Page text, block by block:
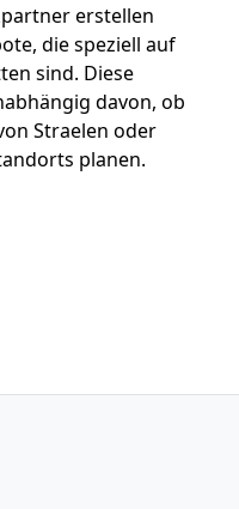
erstellen
die speziell auf
sind. Diese
davon, ob
Straelen oder
planen.